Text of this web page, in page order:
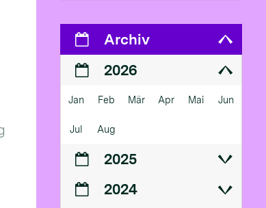
Archiv
2026
Jan Feb Mär Apr Mai Jun
Jul Aug
2025
2024